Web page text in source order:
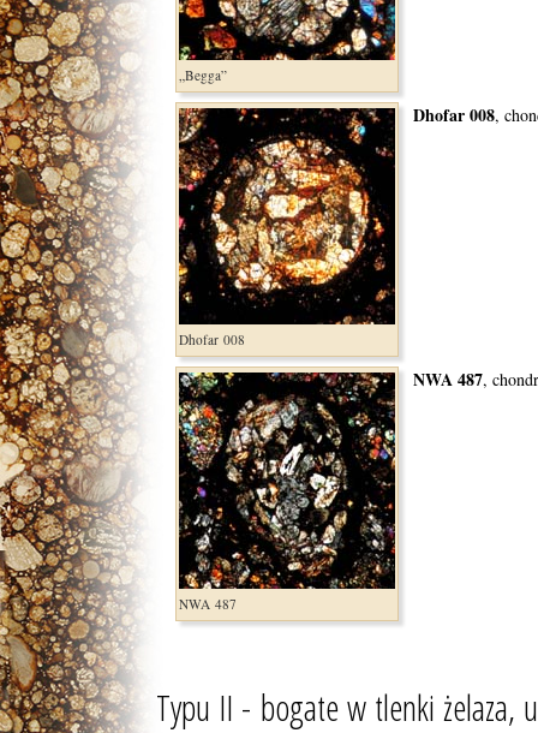
„Begga”
Dhofar 008
Dhofar 008,
NWA 487
NWA 487,
Typu II - bogate w tlenki żelaza,